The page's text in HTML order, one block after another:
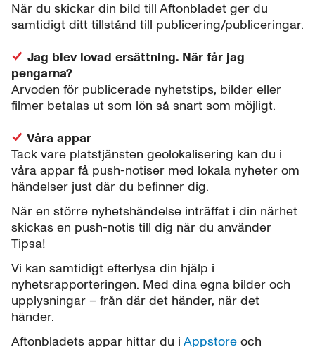
När du skickar din bild till Aftonbladet ger du
samtidigt ditt tillstånd till publicering/publiceringar.
Jag blev lovad ersättning. När får jag
pengarna?
Arvoden för publicerade nyhetstips, bilder eller
filmer betalas ut som lön så snart som möjligt.
Våra appar
Tack vare platstjänsten geolokalisering kan du i
våra appar få push-notiser med lokala nyheter om
händelser just där du befinner dig.
När en större nyhetshändelse inträffat i din närhet
skickas en push-notis till dig när du använder
Tipsa!
Vi kan samtidigt efterlysa din hjälp i
nyhetsrapporteringen. Med dina egna bilder och
upplysningar – från där det händer, när det
händer.
Aftonbladets appar hittar du i Appstore och